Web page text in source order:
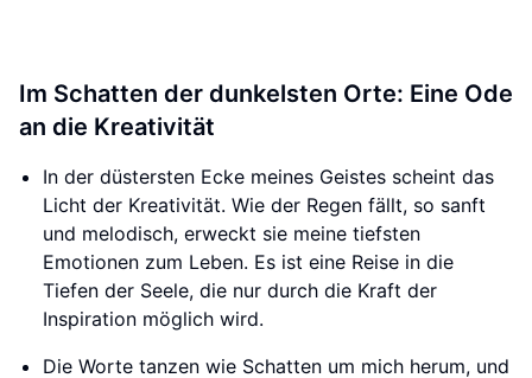
Im Schatten der dunkelsten Orte: Eine Ode
an die Kreativität
In der düstersten Ecke meines Geistes scheint das
Licht der Kreativität. Wie der Regen fällt, so sanft
und melodisch, erweckt sie meine tiefsten
Emotionen zum Leben. Es ist eine Reise in die
Tiefen der Seele, die nur durch die Kraft der
Inspiration möglich wird.
Die Worte tanzen wie Schatten um mich herum, und